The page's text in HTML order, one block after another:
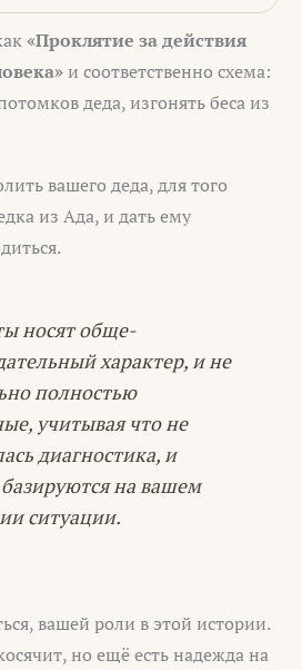
«Проклятие за действия
и соответственно схема:
деда, изгонять беса из
вашего деда, для того
из Ада, и дать ему
носят обще-
характер, и не
полностью
учитывая что не
диагностика, и
на вашем
ситуации.
вашей роли в этой истории.
но ещё есть надежда на